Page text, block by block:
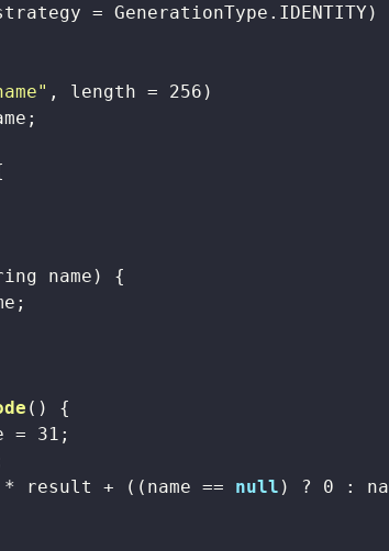
= GenerationType.IDENTITY)
, length = 256 )
name)
{
()
{
= 31 ;
result + ((name ==
null ) ? 0 :